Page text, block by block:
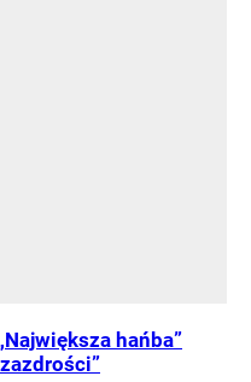
hańba”